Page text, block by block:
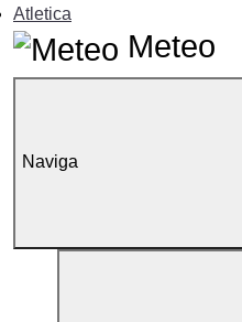
Atletica
Meteo
Naviga